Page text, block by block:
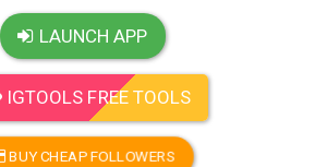
LAUNCH APP
IGTOOLS FREE TOOLS
BUY CHEAP FOLLOWERS